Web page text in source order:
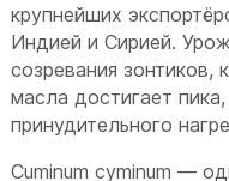
крупнейших
Индией и Сирией.
созревания зонтиков,
масла достигает
принудительного
Cuminum cyminum —